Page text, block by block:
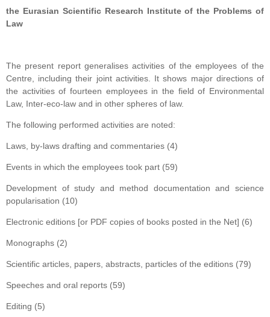
the Eurasian Scientific Research Institute of the Problems of
Law
The present report generalises activities of the employees of the
Centre, including their joint activities. It shows major directions of
the activities of fourteen employees in the field of Environmental
Law, Inter-eco-law and in other spheres of law.
The following performed activities are noted:
Laws, by-laws drafting and commentaries (4)
Events in which the employees took part (59)
Development of study and method documentation and science
popularisation (10)
Electronic editions [or PDF copies of books posted in the Net] (6)
Monographs (2)
Scientific articles, papers, abstracts, particles of the editions (79)
Speeches and oral reports (59)
Editing (5)